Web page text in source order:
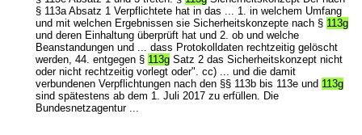
§ 113a Absatz 1 Verpflichtete hat in das ... 1. in welchem Umfang
und mit welchen Ergebnissen sie Sicherheitskonzepte nach § 113g
und deren Einhaltung überprüft hat und 2. ob und welche
Beanstandungen und ... dass Protokolldaten rechtzeitig gelöscht
werden, 44. entgegen § 113g Satz 2 das Sicherheitskonzept nicht
oder nicht rechtzeitig vorlegt oder". cc) ... und die damit
verbundenen Verpflichtungen nach den §§ 113b bis 113e und 113g
sind spätestens ab dem 1. Juli 2017 zu erfüllen. Die
Bundesnetzagentur ...